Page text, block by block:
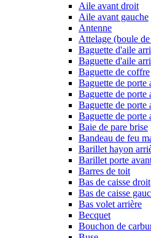
Aile avant droit
Aile avant gauche
Antenne
Attelage (boule
Baguette d'aile
Baguette d'aile
Baguette de coffre
Baguette de porte
Baguette de porte
Baguette de porte
Baguette de porte
Baie de pare brise
Bandeau de feu
Barillet hayon
Barillet porte
Barres de toit
Bas de caisse droit
Bas de caisse
Bas volet arrière
Becquet
Bouchon de